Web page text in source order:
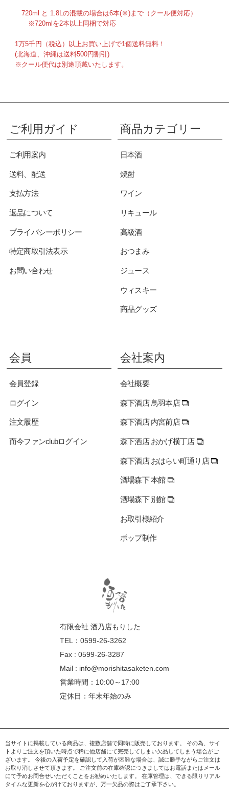
720ml と 1.8Lの混載の場合は6本(※)まで（クール便対応）
※720mlを2本以上同梱で対応
1万5千円（税込）以上お買い上げで1個送料無料！
(北海道、沖縄は送料500円割引)
※クール便代は別途頂戴いたします。
ご利用ガイド
ご利用案内
送料、配送
支払方法
返品について
プライバシーポリシー
特定商取引法表示
お問い合わせ
商品カテゴリー
日本酒
焼酎
ワイン
リキュール
高級酒
おつまみ
ジュース
ウィスキー
商品グッズ
会員
会員登録
ログイン
注文履歴
而今ファンclubログイン
会社案内
会社概要
森下酒店 鳥羽本店
森下酒店 内宮前店
森下酒店 おかげ横丁店
森下酒店 おはらい町通り店
酒場森下 本館
酒場森下 別館
お取引様紹介
ポップ制作
有限会社 酒乃店もりした
TEL：0599-26-3262
Fax : 0599-26-3287
Mail : info@morishitasaketen.com
営業時間：10:00～17:00
定休日：年末年始のみ
当サイトに掲載している商品は、複数店舗で同時に販売しております。 その為、サイ
トよりご注文を頂いた時点で稀に他店舗にて完売してしまい欠品してしまう場合がご
ざいます。 今後の入荷予定を確認して入荷が困難な場合は、誠に勝手ながらご注文は
お取り消しさせて頂きます。 ご注文前の在庫確認につきましてはお電話またはメール
にて予めお問合せいただくことをお勧めいたします。 在庫管理は、できる限りリアル
タイムな更新を心がけておりますが、万一欠品の際はご了承下さい。